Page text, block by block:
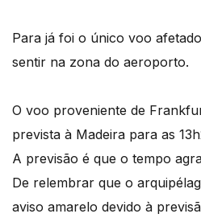
Para já foi o único voo
sentir na zona do aeroporto.
O voo proveniente de
prevista à Madeira para as
A previsão é que o tempo
De relembrar que o
aviso amarelo devido à